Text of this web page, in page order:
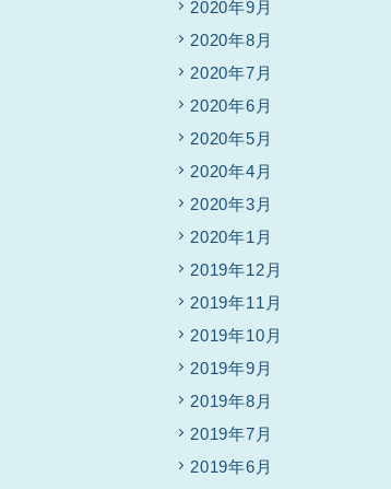
2020年9月
2020年8月
2020年7月
2020年6月
2020年5月
2020年4月
2020年3月
2020年1月
2019年12月
2019年11月
2019年10月
2019年9月
2019年8月
2019年7月
2019年6月